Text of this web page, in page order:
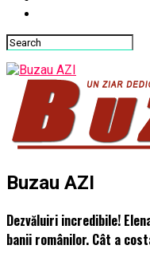
Buzau AZI
Dezvăluiri incredibile!
banii românilor. Cât a